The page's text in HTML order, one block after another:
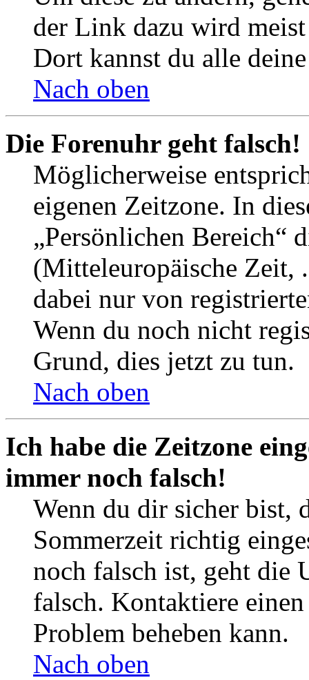
der Link dazu wird
Dort kannst du alle
Nach oben
Die Forenuhr geht falsch!
Möglicherweise
eigenen Zeitzone. In
„Persönlichen Bereich“
(Mitteleuropäische Zeit,
dabei nur von
Wenn du noch nicht
Grund, dies jetzt zu tun.
Nach oben
Ich habe die Zeitzone
immer noch falsch!
Wenn du dir sicher bist,
Sommerzeit richtig
noch falsch ist, geht die
falsch. Kontaktiere
Problem beheben kann.
Nach oben